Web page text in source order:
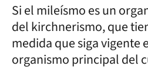
Si el mileísmo es un
del kirchnerismo, que
medida que siga vigente
organismo principal del